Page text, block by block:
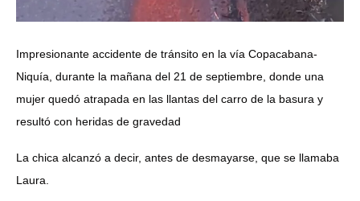
Impresionante accidente de tránsito en la vía Copacabana-
Niquía, durante la mañana del 21 de septiembre, donde una
mujer quedó atrapada en las llantas del carro de la basura y
resultó con heridas de gravedad
La chica alcanzó a decir, antes de desmayarse, que se llamaba
Laura.